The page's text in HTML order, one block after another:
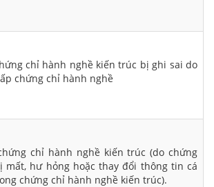
chỉ hành nghề kiến trúc bị ghi sai do
chứng chỉ hành nghề
chỉ hành nghề kiến trúc (do chứng
mất, hư hỏng hoặc thay đổi thông tin cá
chứng chỉ hành nghề kiến trúc).